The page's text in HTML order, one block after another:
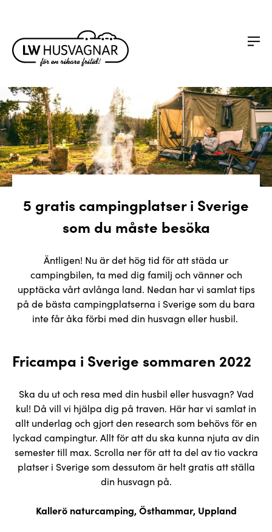
5 gratis campingplatser i Sverige
som du måste besöka
Äntligen! Nu är det hög tid för att städa ur
campingbilen, ta med dig familj och vänner och
upptäcka vårt avlånga land. Nedan har vi samlat tips
på de bästa campingplatserna i Sverige som du bara
inte får åka förbi med din husvagn eller husbil.
Fricampa i Sverige sommaren 2022
Ska du ut och resa med din husbil eller husvagn? Vad
kul! Då vill vi hjälpa dig på traven. Här har vi samlat in
allt underlag och gjort den research som behövs för en
lyckad campingtur. Allt för att du ska kunna njuta av din
semester till max. Scrolla ner för att ta del av tio vackra
platser i Sverige som dessutom är helt gratis att ställa
din husvagn på.
Kallerö naturcamping, Östhammar, Uppland